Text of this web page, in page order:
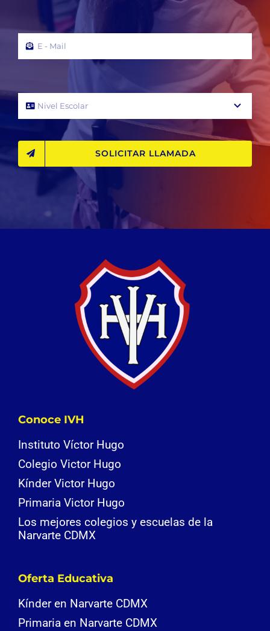
SOLICITAR LLAMADA
Conoce IVH
Instituto Víctor Hugo
Colegio Victor Hugo
Kínder Victor Hugo
Primaria Victor Hugo
Los mejores colegios y escuelas de la
Narvarte CDMX
Oferta Educativa
Kínder en Narvarte CDMX
Primaria en Narvarte CDMX